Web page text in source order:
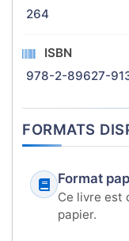
264
ISBN
978-2-89627-
FORMATS
Format
Ce livre est
papier.